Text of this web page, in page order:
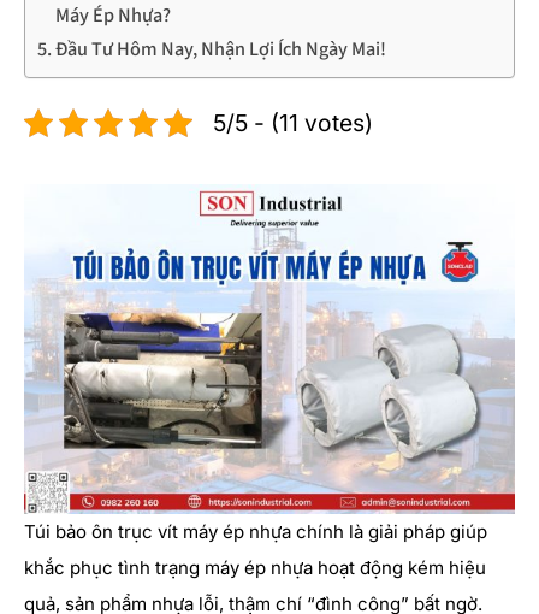
Máy Ép Nhựa?
Đầu Tư Hôm Nay, Nhận Lợi Ích Ngày Mai!
5/5 - (11 votes)
Túi bảo ôn trục vít máy ép nhựa chính là giải pháp giúp
khắc phục tình trạng máy ép nhựa hoạt động kém hiệu
quả, sản phẩm nhựa lỗi, thậm chí “đình công” bất ngờ.